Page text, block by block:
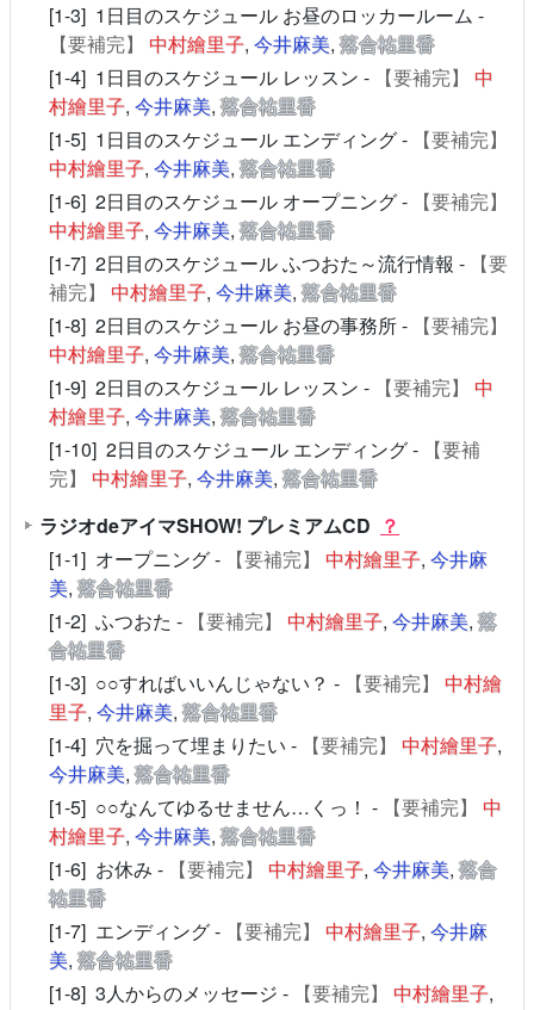
[1-3] 1日目のスケジュール お昼のロッカールーム -
【要補完】
中村繪里子, 今井麻美,落合祐里香
[1-4] 1日目のスケジュール レッスン -
【要補完】
中
村繪里子, 今井麻美,落合祐里香
[1-5] 1日目のスケジュール エンディング -
【要補完】
中村繪里子, 今井麻美,落合祐里香
[1-6] 2日目のスケジュール オープニング -
【要補完】
中村繪里子, 今井麻美,落合祐里香
[1-7] 2日目のスケジュール ふつおた～流行情報 -
【要
補完】
中村繪里子, 今井麻美,落合祐里香
[1-8] 2日目のスケジュール お昼の事務所 -
【要補完】
中村繪里子, 今井麻美,落合祐里香
[1-9] 2日目のスケジュール レッスン -
【要補完】
中
村繪里子, 今井麻美,落合祐里香
[1-10] 2日目のスケジュール エンディング -
【要補
完】
中村繪里子, 今井麻美,落合祐里香
ラジオdeアイマSHOW! プレミアムCD ？
[1-1] オープニング -
【要補完】 中村繪里子, 今井麻
美,落合祐里香
[1-2] ふつおた -
【要補完】 中村繪里子, 今井麻美,落
合祐里香
[1-3] ○○すればいいんじゃない？ -
【要補完】
中村繪
里子, 今井麻美,落合祐里香
[1-4] 穴を掘って埋まりたい -
【要補完】 中村繪里子,
今井麻美,落合祐里香
[1-5] ○○なんてゆるせません…くっ！ -
【要補完】
中
村繪里子, 今井麻美,落合祐里香
[1-6] お休み -
【要補完】 中村繪里子, 今井麻美,落合
祐里香
[1-7] エンディング -
【要補完】 中村繪里子, 今井麻
美,落合祐里香
[1-8] 3人からのメッセージ -
【要補完】 中村繪里子,